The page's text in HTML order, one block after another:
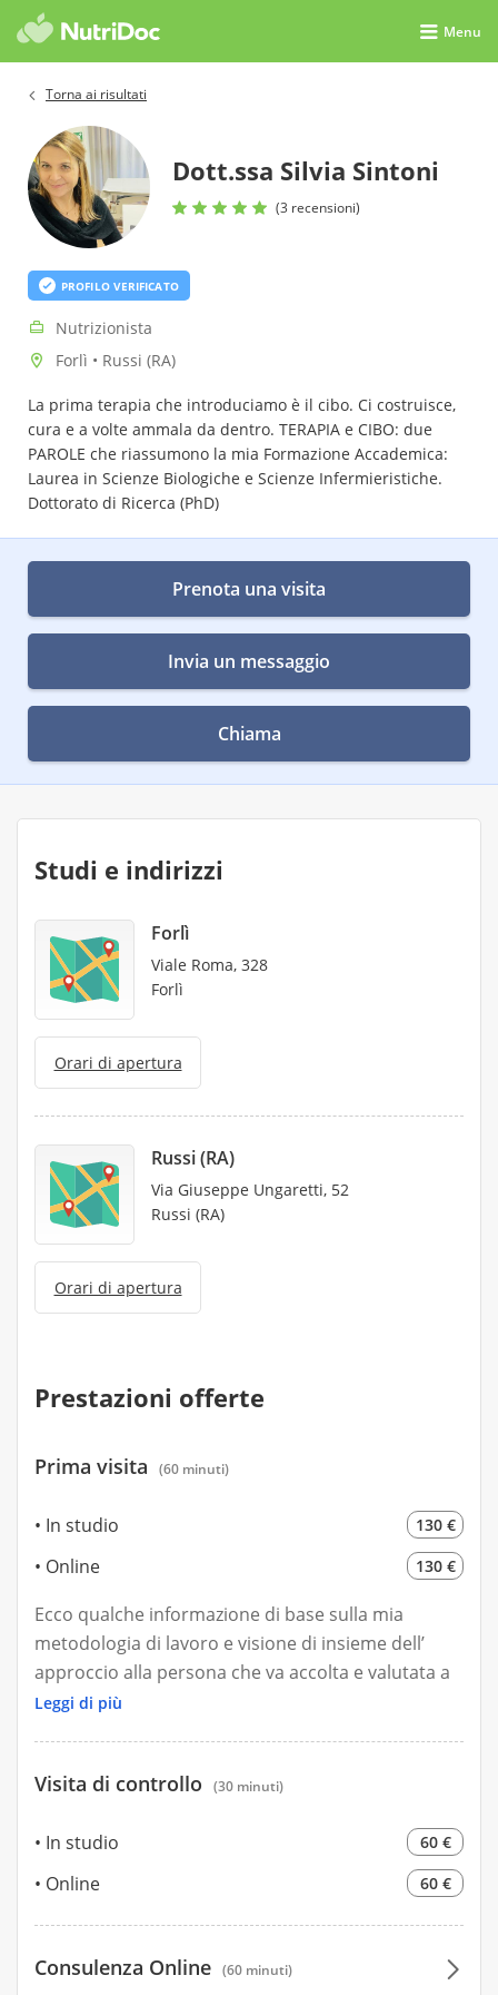
Menu
Torna ai risultati
Dott.ssa Silvia Sintoni
(3 recensioni)
PROFILO VERIFICATO
Nutrizionista
Forlì • Russi (RA)
La prima terapia che introduciamo è il cibo. Ci costruisce,
cura e a volte ammala da dentro. TERAPIA e CIBO: due
PAROLE che riassumono la mia Formazione Accademica:
Laurea in Scienze Biologiche e Scienze Infermieristiche.
Dottorato di Ricerca (PhD)
Prenota una visita
Invia un messaggio
Chiama
Studi e indirizzi
Forlì
Viale Roma, 328
Forlì
Orari di apertura
Russi (RA)
Via Giuseppe Ungaretti, 52
Russi (RA)
Orari di apertura
Prestazioni offerte
Prima visita (60 minuti)
In studio 130 €
Online 130 €
Ecco qualche informazione di base sulla mia
metodologia di lavoro e visione di insieme dell’
approccio alla persona che va accolta e valutata a
360 gradi e non considerata solo come “paziente”
morale e motivazionale.
delle abitudini, dei cibi graditi e quelli meno, di
eventuali patologie, terapie farmacologiche, di
solito avrei piacere di avere in visione degli esami
del sangue recenti (non obbligatori ma molto utili)
ed eventuali referti medici di natura
Leggi di più
Visita di controllo (30 minuti)
In studio 60 €
Online 60 €
Consulenza Online (60 minuti)